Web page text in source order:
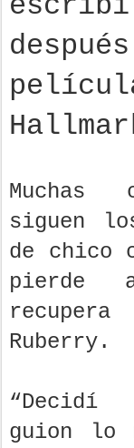
Muchas
siguen
de chico
pierde
Ruberry.
“Decidí
guion lo